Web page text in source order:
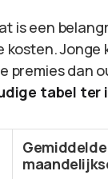
is een
kosten. Jonge
premies dan
tabel
Gemiddelde